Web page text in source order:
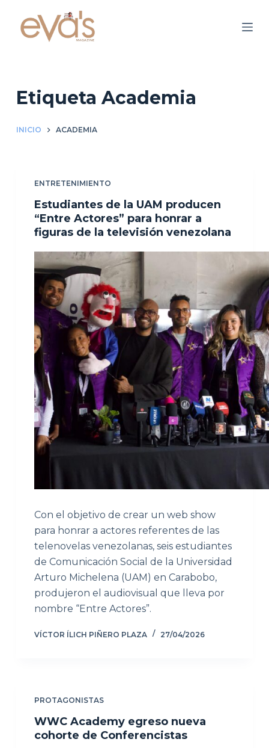
Etiqueta Academia
INICIO ACADEMIA
ENTRETENIMIENTO
Estudiantes de la UAM producen
“Entre Actores” para honrar a
figuras de la televisión venezolana
Con el objetivo de crear un web show
para honrar a actores referentes de las
telenovelas venezolanas, seis estudiantes
de Comunicación Social de la Universidad
Arturo Michelena (UAM) en Carabobo,
produjeron el audiovisual que lleva por
nombre “Entre Actores”.
VÍCTOR ÍLICH PIÑERO PLAZA 27/04/2026
PROTAGONISTAS
WWC Academy egreso nueva
cohorte de Conferencistas